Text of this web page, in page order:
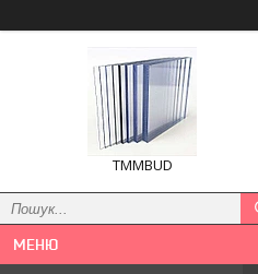
TMMBUD